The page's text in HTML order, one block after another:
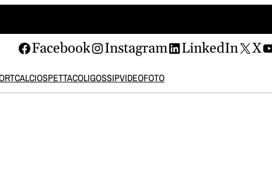
Facebook Instagram LinkedIn X
CALCIOSPETTACOLIGOSSIPVIDEOFOTO